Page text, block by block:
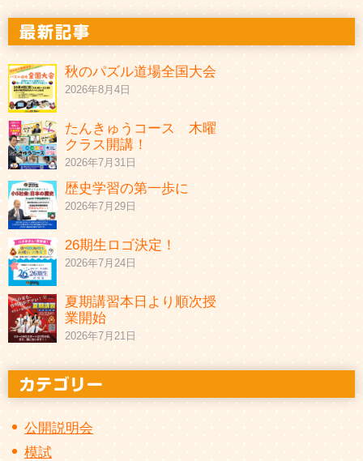
秋のパズル道場全国大会
2026年8月4日
たんきゅうコース 木曜
クラス開講！
2026年7月31日
歴史学習の第一歩に
2026年7月29日
26期生ロゴ決定！
2026年7月24日
夏期講習本日より順次授
業開始
2026年7月21日
公開説明会
模試